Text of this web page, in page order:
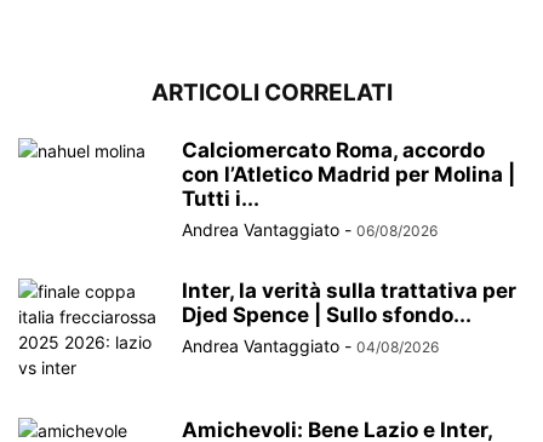
ARTICOLI CORRELATI
Calciomercato Roma, accordo
con l’Atletico Madrid per Molina |
Tutti i...
Andrea Vantaggiato - 06/08/2026
Inter, la verità sulla trattativa per
Djed Spence | Sullo sfondo...
Andrea Vantaggiato - 04/08/2026
Amichevoli: Bene Lazio e Inter,